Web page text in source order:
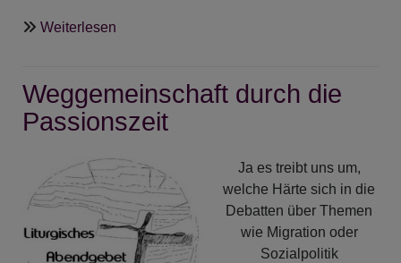
Weiterlesen
der
Johanneskirche
Weggemeinschaft durch die
Passionszeit
Ja es treibt uns um,
welche Härte sich in die
Debatten über Themen
wie Migration oder
Sozialpolitik